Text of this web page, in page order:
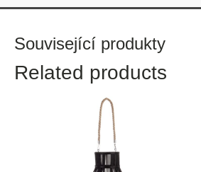
Související produkty
Related products